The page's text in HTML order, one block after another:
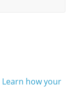
Learn how your